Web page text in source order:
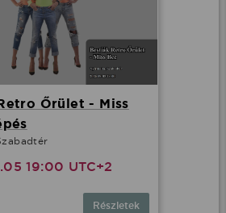
Őrület - Miss
19:00 UTC+2
Részletek